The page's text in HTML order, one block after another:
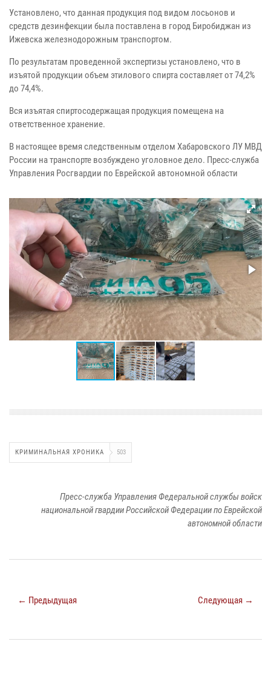
Установлено, что данная продукция под видом лосьонов и
средств дезинфекции была поставлена в город Биробиджан из
Ижевска железнодорожным транспортом.
По результатам проведенной экспертизы установлено, что в
изъятой продукции объем этилового спирта составляет от 74,2%
до 74,4%.
Вся изъятая спиртосодержащая продукция помещена на
ответственное хранение.
В настоящее время следственным отделом Хабаровского ЛУ МВД
России на транспорте возбуждено уголовное дело. Пресс-служба
Управления Росгвардии по Еврейской автономной области
КРИМИНАЛЬНАЯ ХРОНИКА 503
Пресс-служба Управления Федеральной службы войск
национальной гвардии Российской Федерации по Еврейской
автономной области
← Предыдущая Следующая →